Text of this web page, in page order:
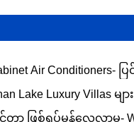
Air
ရွယ်ချက်-တည်ဆောက်ထာ
Lake Luxury Villas မ
ောကြောင့် Blueway သည်
တာ ဖြစ်ရပ်မှန်လေ့လာမှု-